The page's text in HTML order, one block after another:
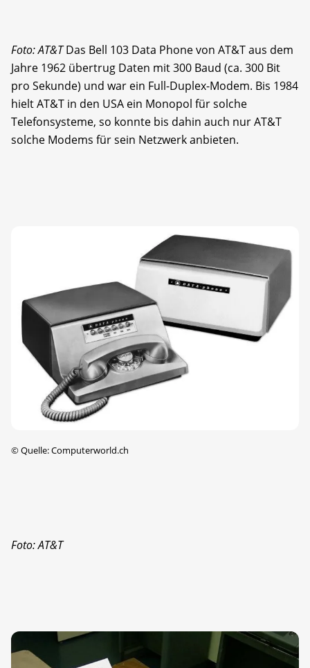
Foto: AT&T Das Bell 103 Data Phone von AT&T aus dem
Jahre 1962 übertrug Daten mit 300 Baud (ca. 300 Bit
pro Sekunde) und war ein Full-Duplex-Modem. Bis 1984
hielt AT&T in den USA ein Monopol für solche
Telefonsysteme, so konnte bis dahin auch nur AT&T
solche Modems für sein Netzwerk anbieten.
©Quelle: Computerworld.ch
Foto: AT&T